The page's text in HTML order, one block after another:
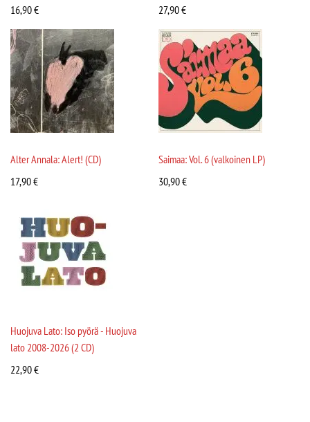
16,90€ 27,90€
Alter Annala: Alert! (CD)
17,90€
Saimaa: Vol. 6 (valkoinen LP)
30,90€
Huojuva Lato: Iso pyörä - Huojuva
lato 2008-2026 (2 CD)
22,90€